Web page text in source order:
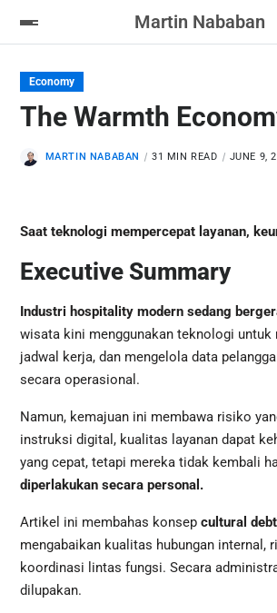
Martin Nababan
Economy
The Warmth
MARTIN NABABAN 31 MIN READ JUNE 9,
Saat teknologi mempercepat layanan,
Executive Summary
Industri hospitality modern sedang
wisata kini menggunakan teknologi untuk
jadwal kerja, dan mengelola data
secara operasional.
Namun, kemajuan ini membawa risiko
instruksi digital, kualitas layanan dapat
yang cepat, tetapi mereka tidak kembali
diperlakukan secara personal.
Artikel ini membahas konsep cultural debt
mengabaikan kualitas hubungan internal,
koordinasi lintas fungsi. Secara
dilupakan.